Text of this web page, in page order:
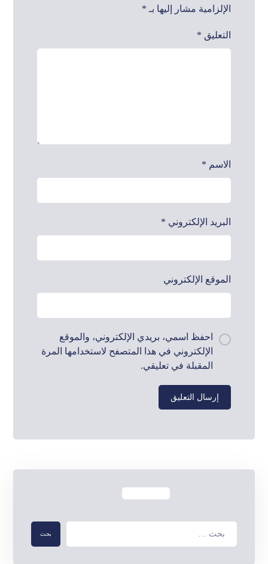
الإلزامية مشار إليها بـ *
التعليق *
الاسم *
البريد الإلكتروني *
الموقع الإلكتروني
احفظ اسمي، بريدي الإلكتروني، والموقع
الإلكتروني في هذا المتصفح لاستخدامها المرة
المقبلة في تعليقي.